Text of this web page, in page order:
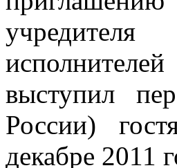
выступил
России)
декабре 2011